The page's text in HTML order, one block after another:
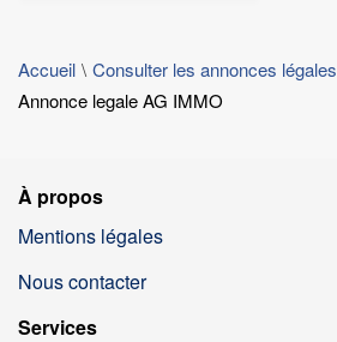
Accueil Consulter les annonces légales
Annonce legale AG IMMO
À propos
Mentions légales
Nous contacter
Services